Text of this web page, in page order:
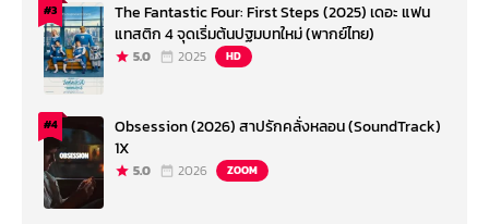
#3
The Fantastic Four: First Steps (2025) เดอะ แฟน
แทสติก 4 จุดเริ่มต้นปฐมบทใหม่ (พากย์ไทย)
5.0 2025 HD
#4
Obsession (2026) สาปรักคลั่งหลอน (SoundTrack)
1X
5.0 2026 ZOOM